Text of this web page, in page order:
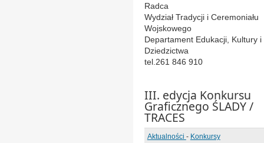
Radca
Wydział Tradycji i Ceremoniału
Wojskowego
Departament Edukacji, Kultury i
Dziedzictwa
tel.261 846 910
III. edycja Konkursu
Graficznego ŚLADY /
TRACES
Aktualności - Konkursy